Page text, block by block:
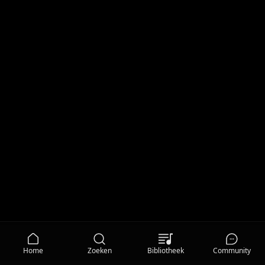
Home Zoeken Bibliotheek Community